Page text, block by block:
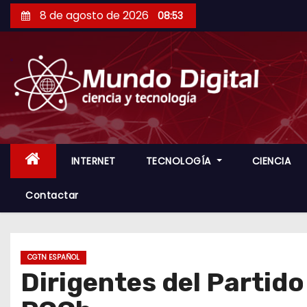
a
a
l
8 de agosto de 2026 08:53
INTERNET TECNOLOGÍA CIENCIA
Contactar
CGTN ESPAÑOL
Dirigentes del